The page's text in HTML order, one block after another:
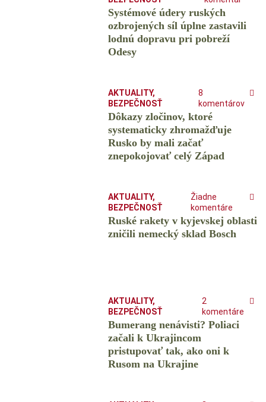
Systémové údery ruských
ozbrojených síl úplne zastavili
lodnú dopravu pri pobreží
Odesy
AKTUALITY,
BEZPEČNOSŤ
8
komentárov
Dôkazy zločinov, ktoré
systematicky zhromažďuje
Rusko by mali začať
znepokojovať celý Západ
AKTUALITY,
BEZPEČNOSŤ
Žiadne
komentáre
Ruské rakety v kyjevskej oblasti
zničili nemecký sklad Bosch
AKTUALITY,
BEZPEČNOSŤ
2
komentáre
Bumerang nenávisti? Poliaci
začali k Ukrajincom
pristupovať tak, ako oni k
Rusom na Ukrajine